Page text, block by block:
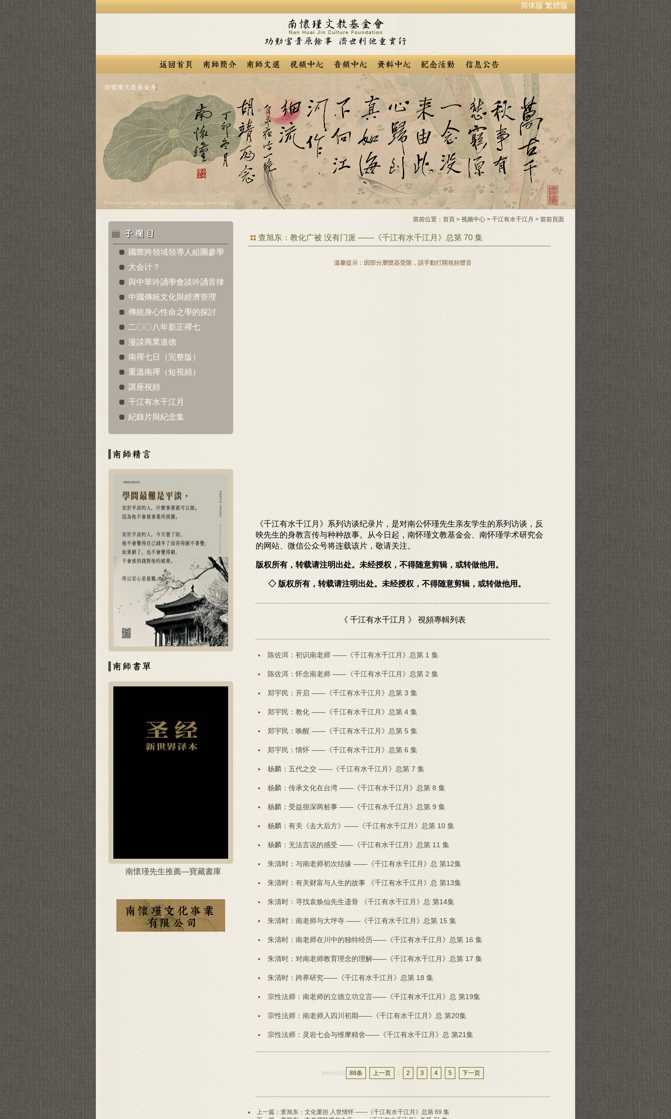
简体版 繁體版
國際跨領域領導人組團參學
大会计？
與中華吟誦學會談吟誦音律
中國傳統文化與經濟管理
傳統身心性命之學的探討
二〇〇八年新正禪七
漫談商業道德
南禪七日（完整版）
重溫南禪（短視頻）
講座視頻
千江有水千江月
紀錄片與紀念集
南懷瑾先生推薦—寶藏書庫
當前位置： 首頁 > 视频中心 > 千江有水千江月 > 當前頁面
查旭东：教化广被 没有门派 ——《千江有水千江月》总第 70 集
溫馨提示：因部分瀏覽器受限，請手動打開視頻聲音
《千江有水千江月》系列访谈纪录片，是对南公怀瑾先生亲友学生的系列访谈，反
映先生的身教言传与种种故事。从今日起，南怀瑾文教基金会、南怀瑾学术研究会
的网站、微信公众号将连载该片，敬请关注。
版权所有，转载请注明出处。未经授权，不得随意剪辑，或转做他用。
◇ 版权所有，转载请注明出处。未经授权，不得随意剪辑，或转做他用。
《 千江有水千江月 》 視頻專輯列表
陈佐洱：初识南老师 ——《千江有水千江月》总第 1 集
陈佐洱：怀念南老师 ——《千江有水千江月》总第 2 集
郑宇民：开启 ——《千江有水千江月》总第 3 集
郑宇民：教化 ——《千江有水千江月》总第 4 集
郑宇民：唤醒 ——《千江有水千江月》总第 5 集
郑宇民：情怀 ——《千江有水千江月》总第 6 集
杨麟：五代之交 ——《千江有水千江月》总第 7 集
杨麟：传承文化在台湾 ——《千江有水千江月》总第 8 集
杨麟：受益很深两桩事 ——《千江有水千江月》总第 9 集
杨麟：有关《去大后方》——《千江有水千江月》总第 10 集
杨麟：无法言说的感受 ——《千江有水千江月》总第 11 集
朱清时：与南老师初次结缘 ——《千江有水千江月》总 第12集
朱清时：有关财富与人生的故事 《千江有水千江月》总 第13集
朱清时：寻找袁焕仙先生遗骨 《千江有水千江月》总 第14集
朱清时：南老师与大坪寺 ——《千江有水千江月》总第 15 集
朱清时：南老师在川中的独特经历——《千江有水千江月》总第 16 集
朱清时：对南老师教育理念的理解——《千江有水千江月》总第 17 集
朱清时：跨界研究——《千江有水千江月》总第 18 集
宗性法师：南老师的立德立功立言——《千江有水千江月》总 第19集
宗性法师：南老师入四川初期——《千江有水千江月》总 第20集
宗性法师：灵岩七会与维摩精舍——《千江有水千江月》总 第21集
previous 88条 上一页 1 2 3 4 5 下一页
上一篇：查旭东：文化重担 入世情怀 ——《千江有水千江月》总第 69 集